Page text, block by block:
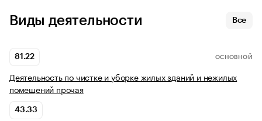
Виды деятельности Все
81.22 ОСНОВНОЙ
Деятельность по чистке и уборке жилых зданий и нежилых
помещений прочая
43.33